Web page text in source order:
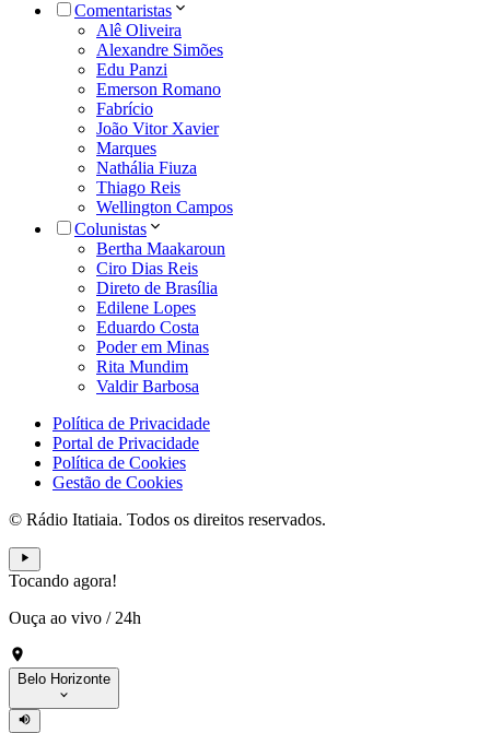
Comentaristas
Alê Oliveira
Alexandre Simões
Edu Panzi
Emerson Romano
Fabrício
João Vitor Xavier
Marques
Nathália Fiuza
Thiago Reis
Wellington Campos
Colunistas
Bertha Maakaroun
Ciro Dias Reis
Direto de Brasília
Edilene Lopes
Eduardo Costa
Poder em Minas
Rita Mundim
Valdir Barbosa
Política de Privacidade
Portal de Privacidade
Política de Cookies
Gestão de Cookies
© Rádio Itatiaia. Todos os direitos reservados.
Tocando agora!
Ouça ao vivo /24h
Belo Horizonte